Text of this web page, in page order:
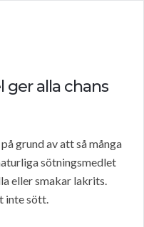
alla chans
grund av att så många
sötningsmedlet
eller smakar lakrits.
inte sött.